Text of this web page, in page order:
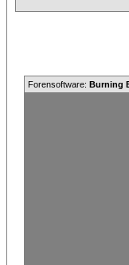
Forensoftware: Burning